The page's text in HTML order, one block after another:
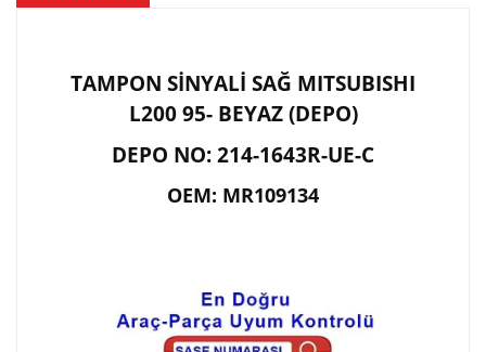
TAMPON SİNYALİ SAĞ MITSUBISHI
L200 95- BEYAZ (DEPO)
DEPO NO: 214-1643R-UE-C
OEM: MR109134